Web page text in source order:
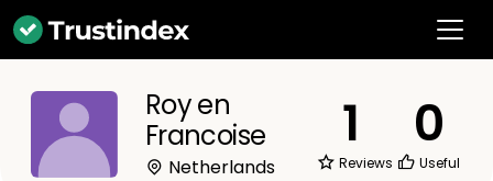
Roy en
Francoise
Netherlands
1
Reviews
0
Useful